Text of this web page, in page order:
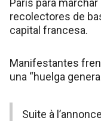
París para
recolectores de
capital francesa.
Manifestantes
una “huelga
Suite à